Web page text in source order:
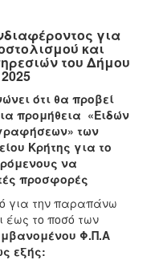
για
και
του Δήμου
ότι θα προβεί
προμήθεια «Ειδών
των
Κρήτης για το
να
προσφορές
για την παραπάνω
έως το ποσό των
Φ.Π.Α
εξής: